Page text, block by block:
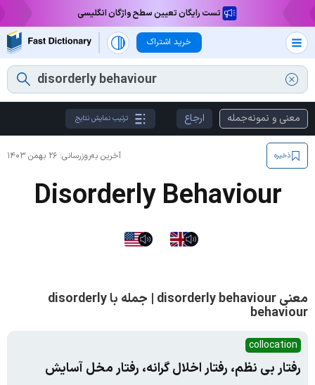
تست رایگان تعیین سطح واژگان انگلیسی
خرید اشتراک
معنی و نمونه‌جمله ارجاع ترتیب نمایش نتایج
آخرین به‌روزرسانی: ۲۶ بهمن ۱۴۰۳ ذخیره
Disorderly Behaviour
معنی disorderly behaviour | جمله با disorderly
behaviour
collocation
رفتار بی نظم، رفتار اخلال گرانه، رفتار مخل آسایش